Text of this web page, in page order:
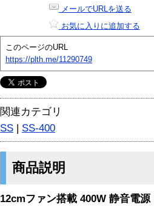
メールでURLを送る
お気に入りに追加する
このページのURL
https://plth.me/11290749
関連カテゴリ
SS | SS-400
商品説明
12cmファン搭載 400W 静音電源